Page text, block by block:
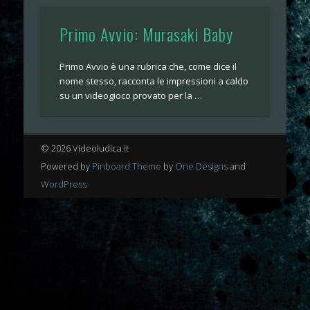
Primo Avvio: Murasaki Baby
Primo Avvio è una rubrica che, come dice il
nome stesso, racconta le impressioni a caldo
su un videogioco provato per la …
© 2026 Videoludica.it
Powered by Pinboard Theme by One Designsand
WordPress